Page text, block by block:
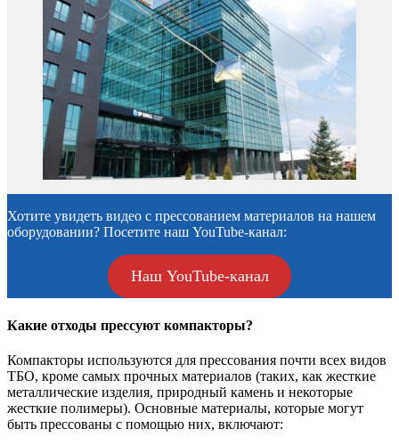
Хотите увидеть видео с прессованием материалов на нашем
оборудовании? Посетите наш YouTube-канал:
Наш YouTube-канал
Какие отходы прессуют компакторы?
Компакторы используются для прессования почти всех видов
ТБО, кроме самых прочных материалов (таких, как жесткие
металлические изделия, природный камень и некоторые
жесткие полимеры). Основные материалы, которые могут
быть прессованы с помощью них, включают: